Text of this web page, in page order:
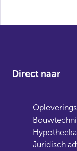
Direct naar
Juridisch